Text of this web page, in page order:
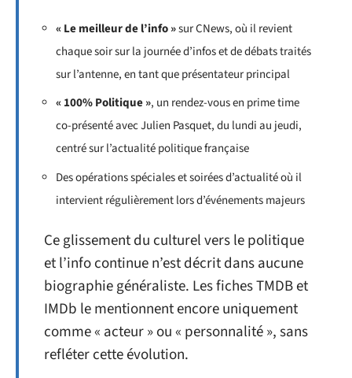
« Le meilleur de l’info »sur CNews, où il revient
chaque soir sur la journée d’infos et de débats traités
sur l’antenne, en tant que présentateur principal
« 100% Politique », un rendez-vous en prime time
co-présenté avec Julien Pasquet, du lundi au jeudi,
centré sur l’actualité politique française
Des opérations spéciales et soirées d’actualité où il
intervient régulièrement lors d’événements majeurs
Ce glissement du culturel vers le politique
et l’info continue n’est décrit dans aucune
biographie généraliste. Les fiches TMDB et
IMDb le mentionnent encore uniquement
comme « acteur » ou « personnalité », sans
refléter cette évolution.